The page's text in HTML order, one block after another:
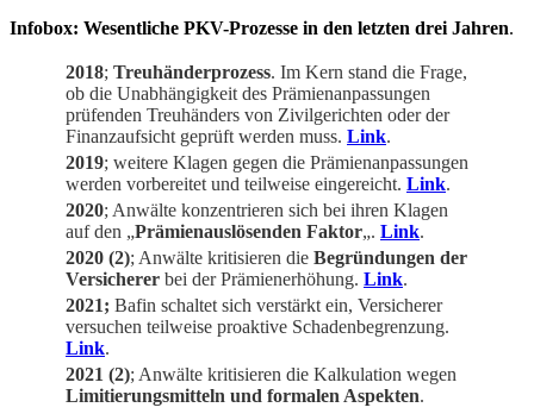
Infobox: Wesentliche PKV-Prozesse in den letzten drei Jahren.
2018; Treuhänderprozess. Im Kern stand die Frage,
ob die Unabhängigkeit des Prämienanpassungen
prüfenden Treuhänders von Zivilgerichten oder der
Finanzaufsicht geprüft werden muss. Link.
2019; weitere Klagen gegen die Prämienanpassungen
werden vorbereitet und teilweise eingereicht. Link.
2020; Anwälte konzentrieren sich bei ihren Klagen
auf den „Prämienauslösenden Faktor„. Link.
2020 (2); Anwälte kritisieren die Begründungen der
Versicherer bei der Prämienerhöhung. Link.
2021; Bafin schaltet sich verstärkt ein, Versicherer
versuchen teilweise proaktive Schadenbegrenzung.
Link.
2021 (2); Anwälte kritisieren die Kalkulation wegen
Limitierungsmitteln und formalen Aspekten.